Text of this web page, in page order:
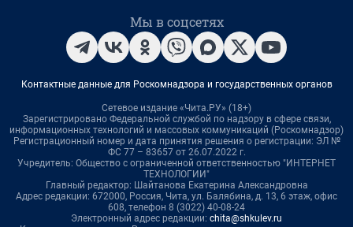
Мы в соцсетях
Контактные данные для Роскомнадзора и государственных органов
Сетевое издание «Чита.РУ» (18+)
Зарегистрировано Федеральной службой по надзору в сфере связи,
информационных технологий и массовых коммуникаций (Роскомнадзор)
Регистрационный номер и дата принятия решения о регистрации: ЭЛ №
ФС 77 – 83657 от 26.07.2022 г.
Учредитель: Общество с ограниченной ответственностью "ИНТЕРНЕТ
ТЕХНОЛОГИИ"
Главный редактор: Шайтанова Екатерина Александровна
Адрес редакции: 672000, Россия, Чита, ул. Балябина, д. 13, 6 этаж, офис
608, телефон 8 (3022) 40-08-24
Электронный адрес редакции: chita@shkulev.ru